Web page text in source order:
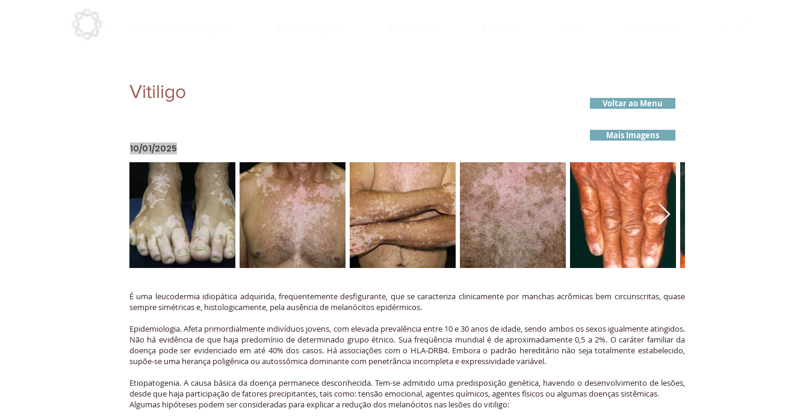
Vitiligo
Voltar ao Menu
10/01/2025
Mais Imagens
É uma leucodermia idiopática adquirida, freqüentemente desfigurante, que se caracteriza clinicamente por manchas acrômicas bem circunscritas, quase
sempre simétricas e, histologicamente, pela ausência de melanócitos epidérmicos.
Epidemiologia. Afeta primordialmente indivíduos jovens, com elevada prevalência entre 10 e 30 anos de idade, sendo ambos os sexos igualmente atingidos.
Não há evidência de que haja predomínio de determinado grupo étnico. Sua freqüência mundial é de aproximadamente 0,5 a 2%. O caráter familiar da
doença pode ser evidenciado em até 40% dos casos. Há associações com o HLA-DRB4. Embora o padrão hereditário não seja totalmente estabelecido,
supõe-se uma herança poligênica ou autossômica dominante com penetrância incompleta e expressividade variável.
Etiopatogenia. A causa básica da doença permanece desconhecida. Tem-se admitido uma predisposição genética, havendo o desenvolvimento de lesões,
desde que haja participação de fatores precipitantes, tais como: tensão emocional, agentes químicos, agentes físicos ou algumas doenças sistêmicas.
Algumas hipóteses podem ser consideradas para explicar a redução dos melanócitos nas lesões do vitiligo: